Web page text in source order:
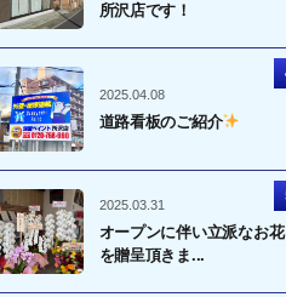
所沢店です！
2025.04.08
道路看板のご紹介
2025.03.31
オープンに伴い立派なお花
を贈呈頂きま...